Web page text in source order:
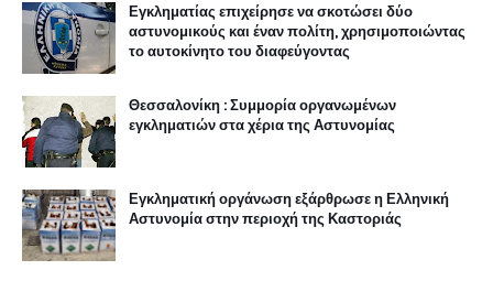
Εγκληματίας επιχείρησε να σκοτώσει δύο
αστυνομικούς και έναν πολίτη, χρησιμοποιώντας
το αυτοκίνητο του διαφεύγοντας
Θεσσαλονίκη : Συμμορία οργανωμένων
εγκληματιών στα χέρια της Αστυνομίας
Εγκληματική οργάνωση εξάρθρωσε η Ελληνική
Αστυνομία στην περιοχή της Καστοριάς